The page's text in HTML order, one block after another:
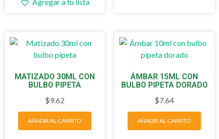
MATIZADO 30ML CON
BULBO PIPETA
$9.62
AÑADIR AL CARRITO
ÁMBAR 15ML CON
BULBO PIPETA DORADO
$7.64
AÑADIR AL CARRITO